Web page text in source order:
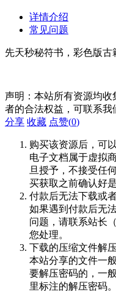
详情介绍
常见问题
先天秒秘符书，彩色版古
声明：本站所有资源均
者的合法权益，可联系我
分享 收藏 点赞(0)
购买该资源后，可
电子文档属于虚拟
旦授予，不接受任
买获取之前确认好
付款后无法下载或
如果遇到付款后无
问题，请联系站长
您处理。
下载的压缩文件解
本站分享的文件一
要解压密码的，一
里标注的解压密码。